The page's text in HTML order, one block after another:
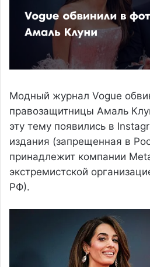
Модный журнал Vogue
правозащитницы Амаль
эту тему появились в
издания (запрещенная в
принадлежит компании
экстремистской
РФ).